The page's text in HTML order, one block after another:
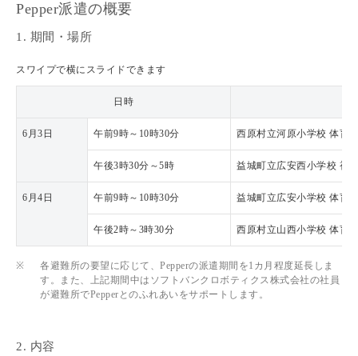
Pepper派遣の概要
1. 期間・場所
スワイプで横にスライドできます
日時
6月3日 午前9時～10時30分 西原村立河原小学校 体育
午後3時30分～5時 益城町立広安西小学校 視
6月4日 午前9時～10時30分 益城町立広安小学校 体育
午後2時～3時30分 西原村立山西小学校 体育
※
各避難所の要望に応じて、Pepperの派遣期間を1カ月程度延長しま
す。また、上記期間中はソフトバンクロボティクス株式会社の社員
が避難所でPepperとのふれあいをサポートします。
2. 内容